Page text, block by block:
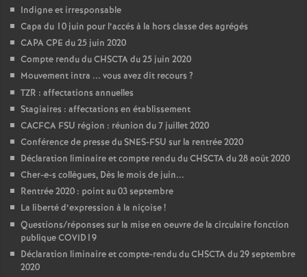
Indigne et irresponsable
Capa du 10 juin pour l’accés à la hors classe des agrégés
CAPA CPE du 25 juin 2020
Compte rendu du CHSCTA du 25 juin 2020
Mouvement intra ... vous avez dit recours ?
TZR : affectations annuelles
Stagiaires : affectations en établissement
CACFCA FSU région : réunion du 7 juillet 2020
Conférence de presse du SNES-FSU sur la rentrée 2020
Déclaration liminaire et compte rendu du CHSCTA du 28 août 2020
Cher-e-s collègues, Dès le mois de juin...
Rentrée 2020 : point au 03 septembre
La liberté d’expression à la niçoise!
Questions/réponses sur la mise en oeuvre de la circulaire fonction
publique COVID19
Déclaration liminaire et compte-rendu du CHSCTA du 29 septembre
2020